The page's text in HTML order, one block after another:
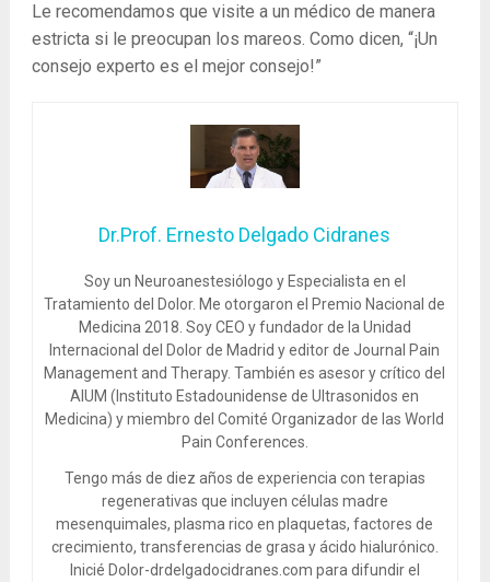
Le recomendamos que visite a un médico de manera
estricta si le preocupan los mareos. Como dicen, “¡Un
consejo experto es el mejor consejo!”
Dr.Prof. Ernesto Delgado Cidranes
Soy un Neuroanestesiólogo y Especialista en el
Tratamiento del Dolor. Me otorgaron el Premio Nacional de
Medicina 2018. Soy CEO y fundador de la Unidad
Internacional del Dolor de Madrid y editor de Journal Pain
Management and Therapy. También es asesor y crítico del
AIUM (Instituto Estadounidense de Ultrasonidos en
Medicina) y miembro del Comité Organizador de las World
Pain Conferences.
Tengo más de diez años de experiencia con terapias
regenerativas que incluyen células madre
mesenquimales, plasma rico en plaquetas, factores de
crecimiento, transferencias de grasa y ácido hialurónico.
Inicié Dolor-drdelgadocidranes.com para difundir el